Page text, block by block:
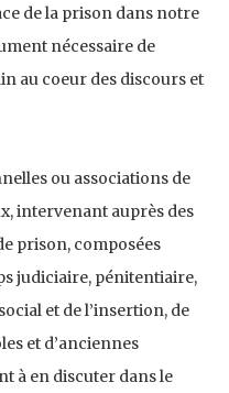
de la prison dans notre
nécessaire de
au coeur des discours et
ou associations de
intervenant auprès des
prison, composées
judiciaire, pénitentiaire,
et de l’insertion, de
et d’anciennes
à en discuter dans le